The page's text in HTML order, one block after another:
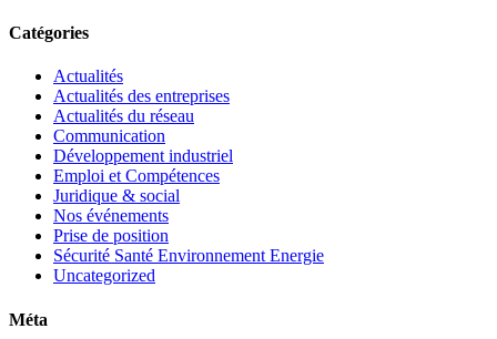
Catégories
Actualités
Actualités des entreprises
Actualités du réseau
Communication
Développement industriel
Emploi et Compétences
Juridique & social
Nos événements
Prise de position
Sécurité Santé Environnement Energie
Uncategorized
Méta